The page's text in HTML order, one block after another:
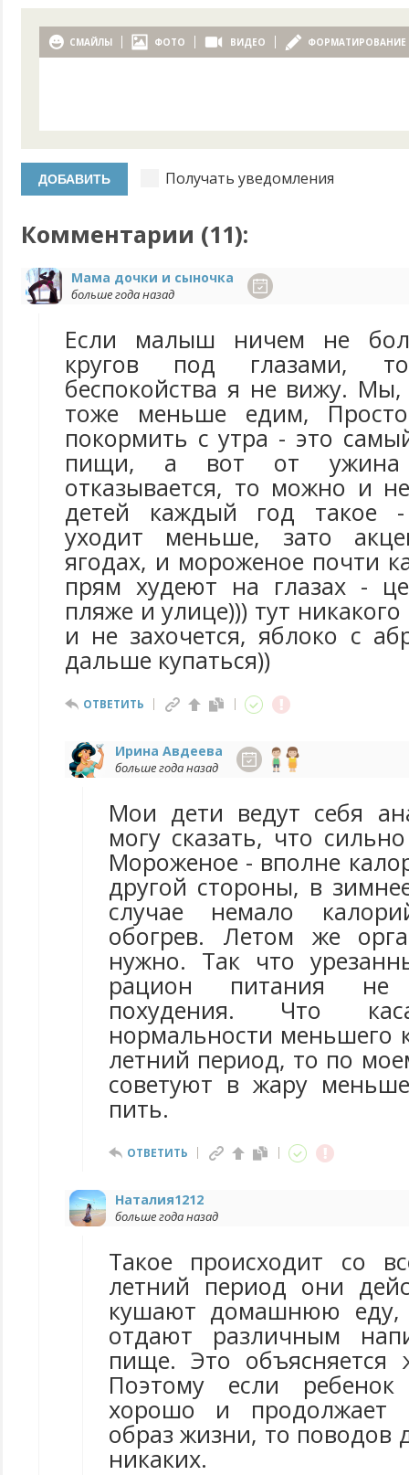
СМАЙЛЫ ФОТО ВИДЕО ФОРМАТИРОВАНИЕ
Получать уведомления
Комментарии (11):
Мама дочки и сыночка
больше года назад
Если малыш ничем не
кругов под глазами,
беспокойства я не вижу.
тоже меньше едим,
покормить с утра - это
пищи, а вот от ужина
отказывается, то можно и
детей каждый год такое
уходит меньше, зато
ягодах, и мороженое почти
прям худеют на глазах -
пляже и улице))) тут
и не захочется, яблоко с
дальше купаться))
ОТВЕТИТЬ
Ирина Авдеева
больше года назад
Мои дети ведут себя
могу сказать, что
Мороженое - вполне
другой стороны, в
случае немало
обогрев. Летом же
нужно. Так что
рацион питания не
похудения. Что
нормальности меньшего
летний период, то по
советуют в жару
пить.
ОТВЕТИТЬ
Наталия1212
больше года назад
Такое происходит со
летний период они
кушают домашнюю еду,
отдают различным
пище. Это объясняется
Поэтому если ребенок
хорошо и продолжает
образ жизни, то поводов
никаких.